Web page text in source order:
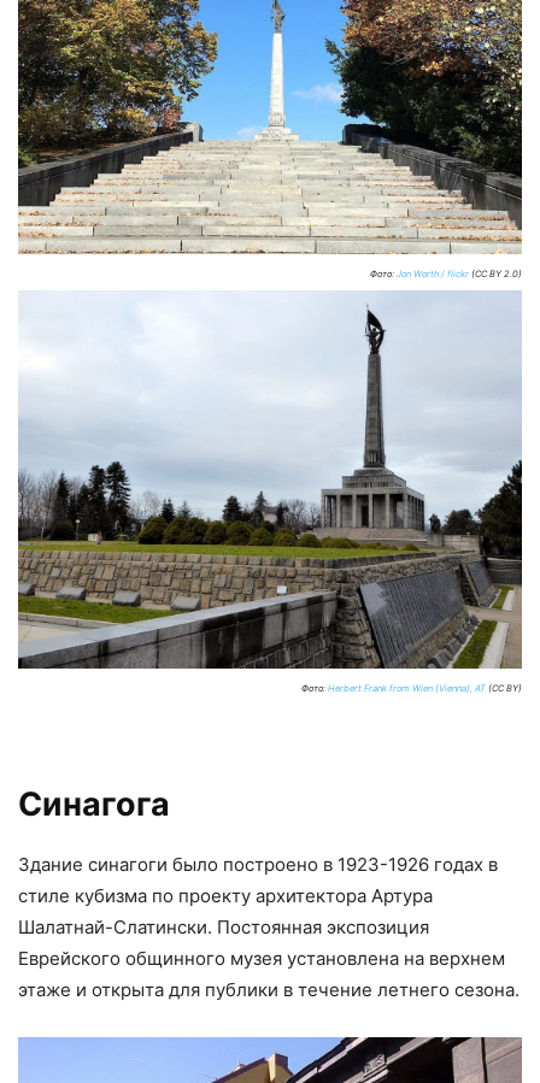
Фото: Jon Worth / flickr (CC BY 2.0)
Фото: Herbert Frank from Wien (Vienna), AT (CC BY)
Синагога
Здание синагоги было построено в 1923-1926 годах в
стиле кубизма по проекту архитектора Артура
Шалатнай-Слатински. Постоянная экспозиция
Еврейского общинного музея установлена на верхнем
этаже и открыта для публики в течение летнего сезона.